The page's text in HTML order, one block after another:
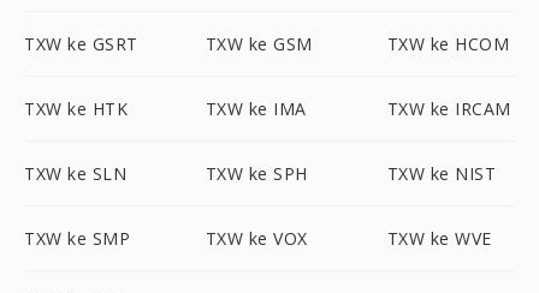
TXW ke GSRT TXW ke GSM TXW ke HCOM
TXW ke HTK TXW ke IMA TXW ke IRCAM
TXW ke SLN TXW ke SPH TXW ke NIST
TXW ke SMP TXW ke VOX TXW ke WVE